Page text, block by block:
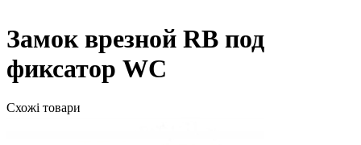
Замок врезной RB под
фиксатор WC
Схожі товари